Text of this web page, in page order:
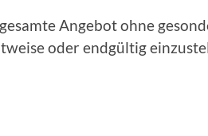
Angebot ohne
oder endgültig